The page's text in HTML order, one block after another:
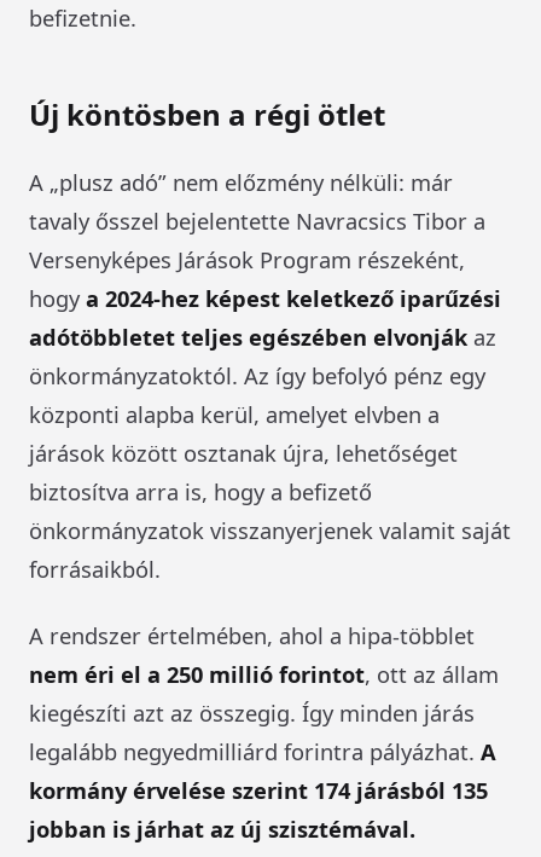
befizetnie.
Új köntösben a régi ötlet
A „plusz adó” nem előzmény nélküli: már
tavaly ősszel bejelentette Navracsics Tibor a
Versenyképes Járások Program részeként,
hogya 2024-hez képest keletkező iparűzési
adótöbbletet teljes egészében elvonják az
önkormányzatoktól. Az így befolyó pénz egy
központi alapba kerül, amelyet elvben a
járások között osztanak újra, lehetőséget
biztosítva arra is, hogy a befizető
önkormányzatok visszanyerjenek valamit saját
forrásaikból.
A rendszer értelmében, ahol a hipa-többlet
nem éri el a 250 millió forintot, ott az állam
kiegészíti azt az összegig. Így minden járás
legalább negyedmilliárd forintra pályázhat. A
kormány érvelése szerint 174 járásból 135
jobban is járhat az új szisztémával.